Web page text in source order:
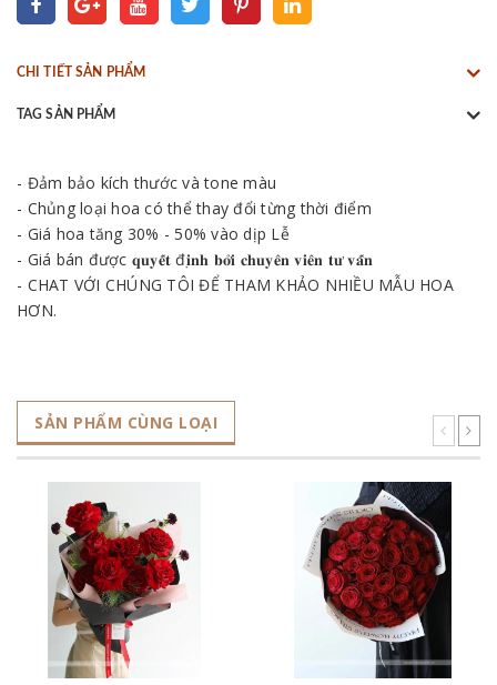
CHI TIẾT SẢN PHẨM
TAG SẢN PHẨM
- Đảm bảo kích thước và tone màu
- Chủng loại hoa có thể thay đổi từng thời điểm
- Giá hoa tăng 30% - 50% vào dịp Lễ
- Giá bán được 𝐪𝐮𝐲𝐞̂́𝐭 đ𝐢̣𝐧𝐡 𝐛𝐨̛̉𝐢 𝐜𝐡𝐮𝐲𝐞̂𝐧 𝐯𝐢𝐞̂𝐧 𝐭𝐮̛ 𝐯𝐚̂́𝐧
- CHAT VỚI CHÚNG TÔI ĐỂ THAM KHẢO NHIỀU MẪU HOA
HƠN.
SẢN PHẨM CÙNG LOẠI